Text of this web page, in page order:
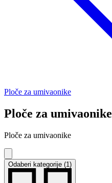
Ploče za umivaonike
Ploče za umivaonike
Ploče za umivaonike
Odaberi kategorije (1)